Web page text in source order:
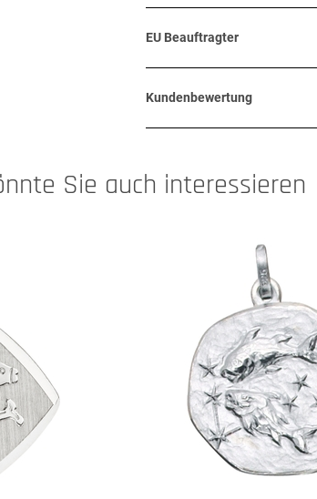
EU Beauftragter
Kundenbewertung
Sie auch interessieren